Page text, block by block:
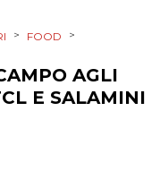
> FOOD >
AGLI
E SALAMINI